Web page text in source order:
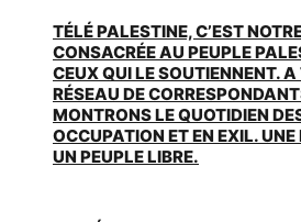
TÉLÉ PALESTINE, C’EST
CONSACRÉE AU PEUPLE
CEUX QUI LE SOUTIENNENT.
RÉSEAU DE
MONTRONS LE QUOTIDIEN
OCCUPATION ET EN EXIL.
UN PEUPLE LIBRE.